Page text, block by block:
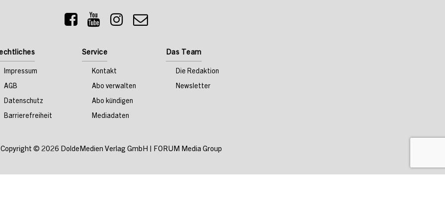
Impressum
AGB
Datenschutz
Barrierefreiheit
Service
Kontakt
Abo verwalten
Abo kündigen
Mediadaten
Das Team
Die Redaktion
Newsletter
Copyright © 2026 DoldeMedien Verlag GmbH FORUM Media Group